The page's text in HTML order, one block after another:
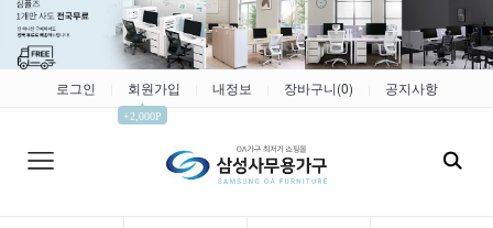
로그인 회원가입
▲
+2,000P
내정보 장바구니(0) 공지사항